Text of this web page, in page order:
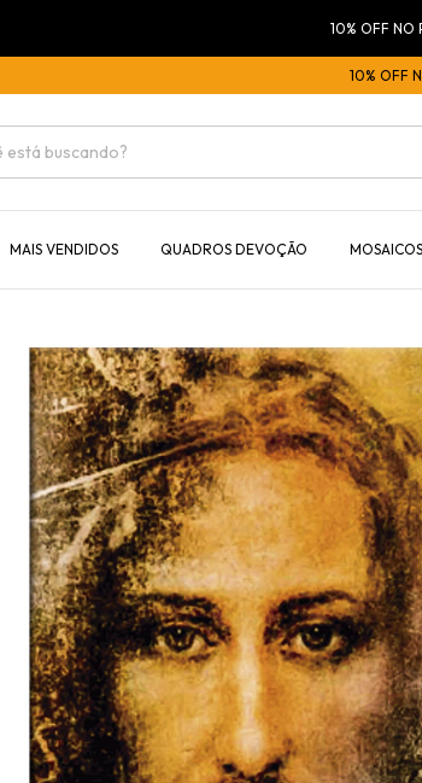
10% OFF NO
10% OFF NAS
MAIS VENDIDOS QUADROS DEVOÇÃO MOSAICOS